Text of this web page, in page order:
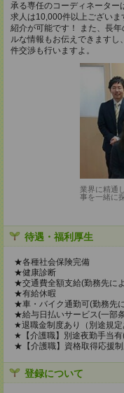
承る専任のコーディネーター
求人は10,000件以上ござい
紹介が可能です！ また、長
ルな情報もお伝えできますし
件交渉も行いますよ。
業界に精通
事を一緒に
待遇・福利厚生
★各種社会保険完備
★健康診断
★交通費全額支給(勤務先に
★有給休暇
★車・バイク通勤可(勤務先
★給与日払いサービス(一部
★退職金制度あり（別途規
★【介護職】別途夜勤手当
★【介護職】資格取得応援
登録について